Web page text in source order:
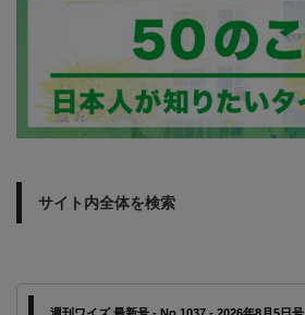
サイト内全体を検索